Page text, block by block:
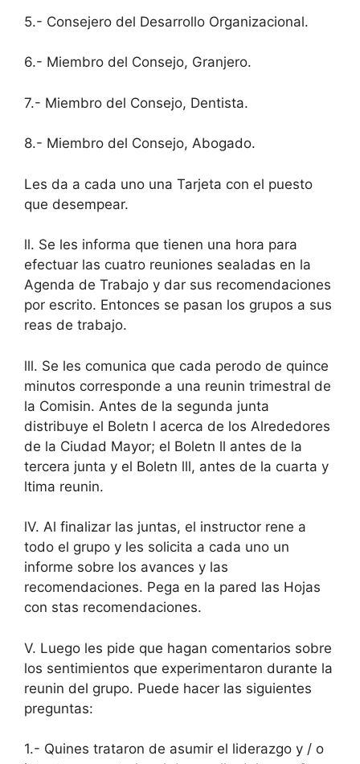
5.- Consejero del Desarrollo Organizacional.
6.- Miembro del Consejo, Granjero.
7.- Miembro del Consejo, Dentista.
8.- Miembro del Consejo, Abogado.
Les da a cada uno una Tarjeta con el puesto
que desempear.
ll. Se les informa que tienen una hora para
efectuar las cuatro reuniones sealadas en la
Agenda de Trabajo y dar sus recomendaciones
por escrito. Entonces se pasan los grupos a sus
reas de trabajo.
lll. Se les comunica que cada perodo de quince
minutos corresponde a una reunin trimestral de
la Comisin. Antes de la segunda junta
distribuye el Boletn l acerca de los Alrededores
de la Ciudad Mayor; el Boletn ll antes de la
tercera junta y el Boletn lll, antes de la cuarta y
ltima reunin.
lV. Al finalizar las juntas, el instructor rene a
todo el grupo y les solicita a cada uno un
informe sobre los avances y las
recomendaciones. Pega en la pared las Hojas
con stas recomendaciones.
V. Luego les pide que hagan comentarios sobre
los sentimientos que experimentaron durante la
reunin del grupo. Puede hacer las siguientes
preguntas:
1.- Quines trataron de asumir el liderazgo y / o